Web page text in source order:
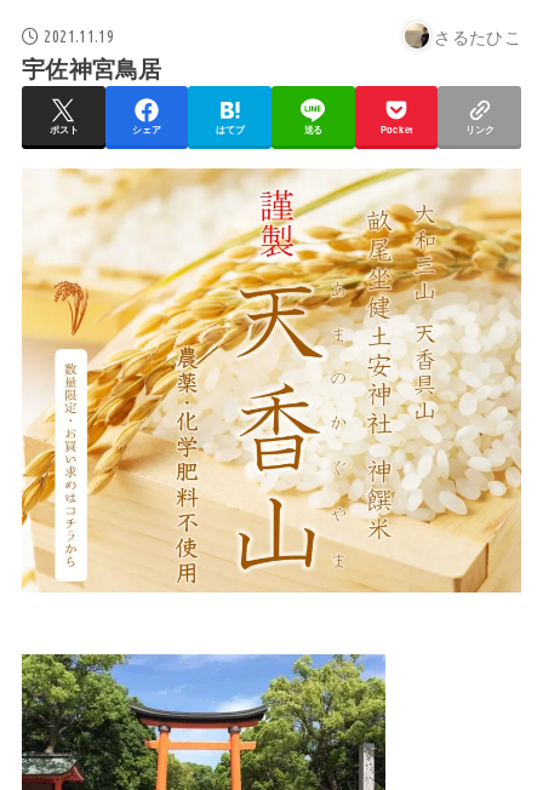
2021.11.19 さるたひこ
宇佐神宮鳥居
ポスト シェア はてブ 送る Pocket リンク